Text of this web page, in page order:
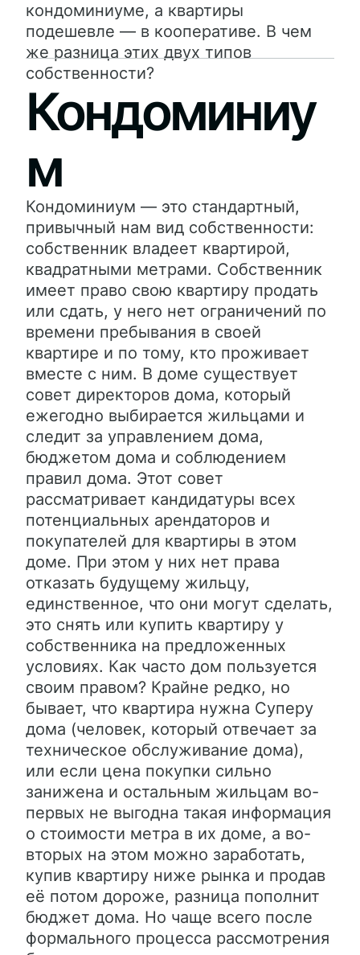
кондоминиуме, а квартиры
подешевле — в кооперативе. В чем
же разница этих двух типов
собственности?
Кондоминиу
м
Кондоминиум — это стандартный,
привычный нам вид собственности:
собственник владеет квартирой,
квадратными метрами. Собственник
имеет право свою квартиру продать
или сдать, у него нет ограничений по
времени пребывания в своей
квартире и по тому, кто проживает
вместе с ним. В доме существует
совет директоров дома, который
ежегодно выбирается жильцами и
следит за управлением дома,
бюджетом дома и соблюдением
правил дома. Этот совет
рассматривает кандидатуры всех
потенциальных арендаторов и
покупателей для квартиры в этом
доме. При этом у них нет права
отказать будущему жильцу,
единственное, что они могут сделать,
это снять или купить квартиру у
собственника на предложенных
условиях. Как часто дом пользуется
своим правом? Крайне редко, но
бывает, что квартира нужна Суперу
дома (человек, который отвечает за
техническое обслуживание дома),
или если цена покупки сильно
занижена и остальным жильцам во-
первых не выгодна такая информация
о стоимости метра в их доме, а во-
вторых на этом можно заработать,
купив квартиру ниже рынка и продав
её потом дороже, разница пополнит
бюджет дома. Но чаще всего после
формального процесса рассмотрения